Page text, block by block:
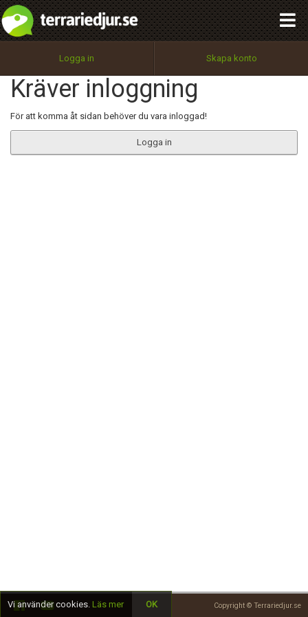
Logga in Skapa konto
Kräver inloggning
För att komma åt sidan behöver du vara inloggad!
Logga in
Copyright © Terrariedjur.se
Utför
100%
OK
integritetspolicy
Namn:
Epost:
Begär nytt lösenord
Tillbaka till förstasidan
Vi använder cookies. Läs mer OK